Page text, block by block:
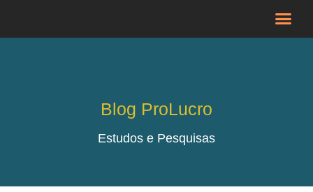
Blog ProLucro
Estudos e Pesquisas